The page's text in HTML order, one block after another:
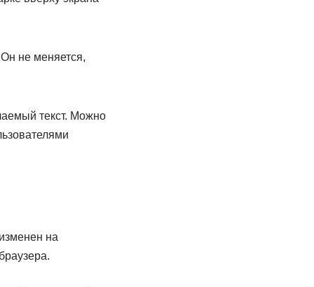
не меняется,
текст. Можно
на